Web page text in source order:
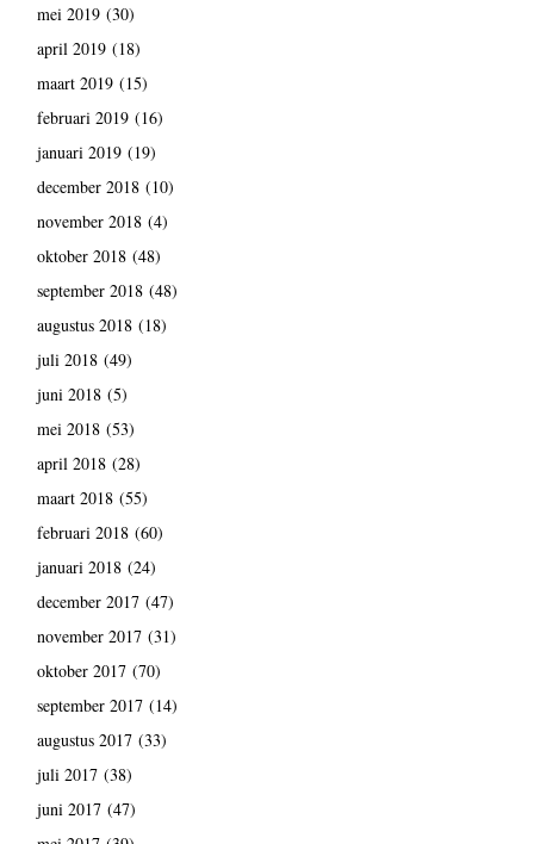
mei 2019(30)
april 2019(18)
maart 2019(15)
februari 2019(16)
januari 2019(19)
december 2018(10)
november 2018(4)
oktober 2018(48)
september 2018(48)
augustus 2018(18)
juli 2018(49)
juni 2018(5)
mei 2018(53)
april 2018(28)
maart 2018(55)
februari 2018(60)
januari 2018(24)
december 2017(47)
november 2017(31)
oktober 2017(70)
september 2017(14)
augustus 2017(33)
juli 2017(38)
juni 2017(47)